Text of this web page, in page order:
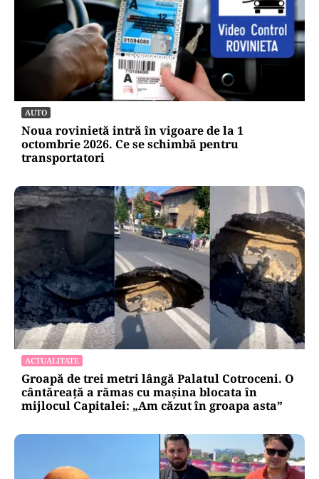
AUTO
Noua rovinietă intră în vigoare de la 1
octombrie 2026. Ce se schimbă pentru
transportatori
ACTUALITATE
Groapă de trei metri lângă Palatul Cotroceni. O
cântăreață a rămas cu mașina blocata în
mijlocul Capitalei: „Am căzut în groapa asta”